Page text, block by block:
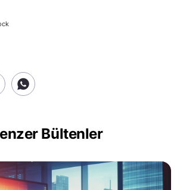
Bültenler